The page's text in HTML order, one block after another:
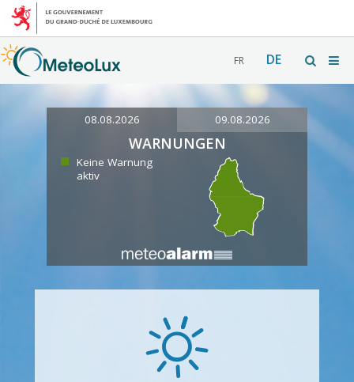
FR DE
08.08.2026 09.08.2026
WARNUNGEN
Keine Warnung
aktiv